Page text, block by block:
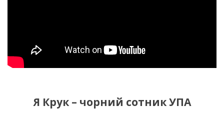
Я Крук – чорний сотник УПА